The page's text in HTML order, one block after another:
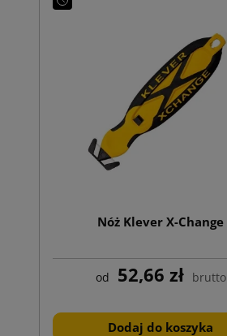
Nóż Klever X-Change
od 52,66 zł brutto
Dodaj do koszyka